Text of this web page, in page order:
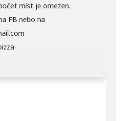
míst je omezen.
FB nebo na